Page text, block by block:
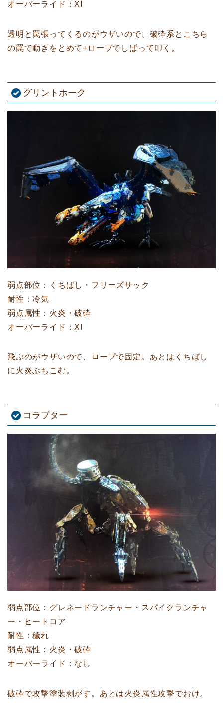
オーバーライド：XI
透明と罠張ってくるのがウザいので、破砕系とこちら
の罠で動きをとめて+ロープでしばって叩く。
グリントホーク
弱点部位：くちばし・フリーズサック
耐性：冷気
弱点属性：火炎・破砕
オーバーライド：XI
飛ぶのがウザいので、ロープで固定。あとはくちばし
に火炎ぶちこむ。
コラプター
弱点部位：グレネードランチャー・スパイクランチャ
ー・ヒートコア
耐性：穢れ
弱点属性：火炎・破砕
オーバーライド：なし
破砕で攻撃塗装剥がす。あとは火炎属性攻撃でおけ。